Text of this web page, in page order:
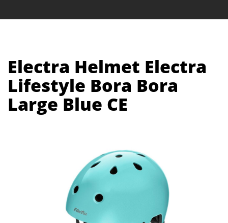
Electra Helmet Electra
Lifestyle Bora Bora
Large Blue CE